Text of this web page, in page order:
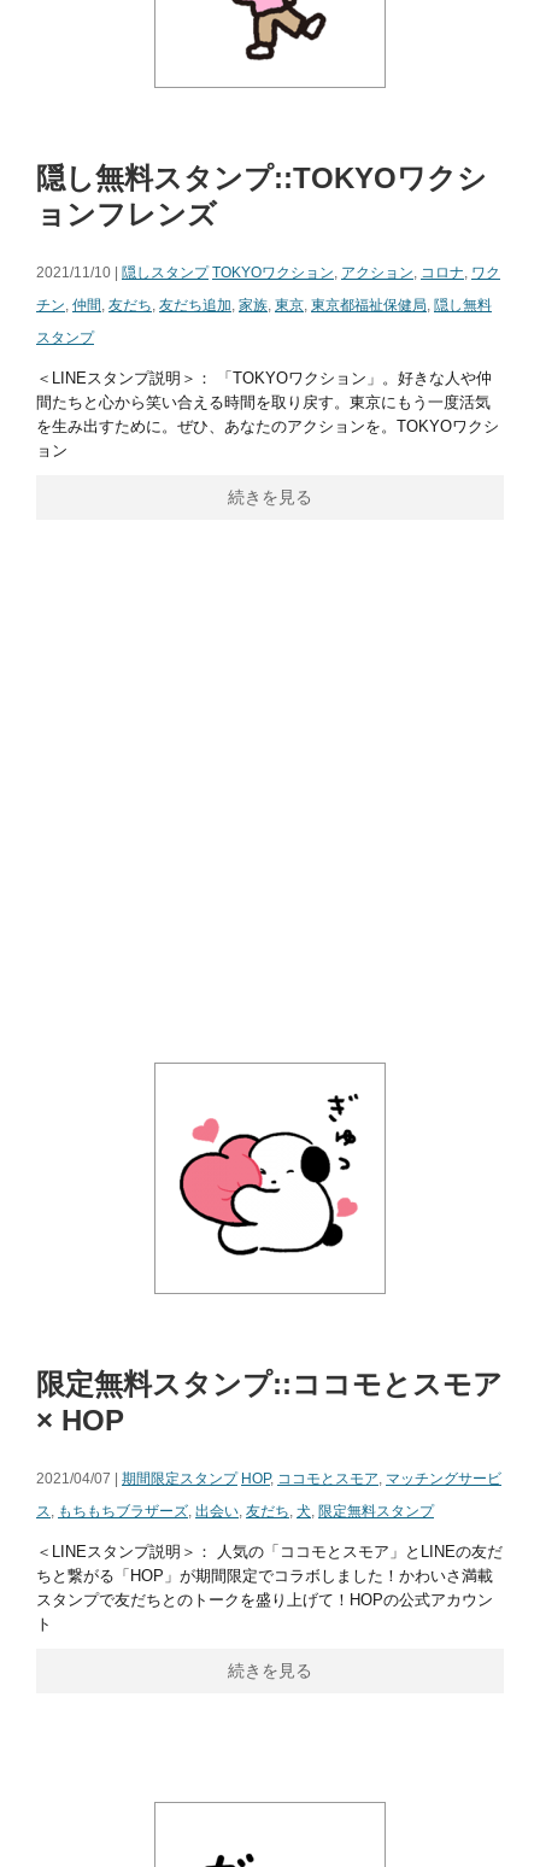
隠し無料スタンプ::TOKYOワクシ
ョンフレンズ
2021/11/10 | 隠しスタンプ TOKYOワクション, アクション, コロナ, ワク
チン, 仲間, 友だち, 友だち追加, 家族, 東京, 東京都福祉保健局, 隠し無料
スタンプ
＜LINEスタンプ説明＞： 「TOKYOワクション」。好きな人や仲
間たちと心から笑い合える時間を取り戻す。東京にもう一度活気
を生み出すために。ぜひ、あなたのアクションを。TOKYOワクシ
ョン
続きを見る
限定無料スタンプ::ココモとスモア
× HOP
2021/04/07 | 期間限定スタンプ HOP, ココモとスモア, マッチングサービ
ス, もちもちブラザーズ, 出会い, 友だち, 犬, 限定無料スタンプ
＜LINEスタンプ説明＞： 人気の「ココモとスモア」とLINEの友だ
ちと繋がる「HOP」が期間限定でコラボしました！かわいさ満載
スタンプで友だちとのトークを盛り上げて！HOPの公式アカウン
ト
続きを見る